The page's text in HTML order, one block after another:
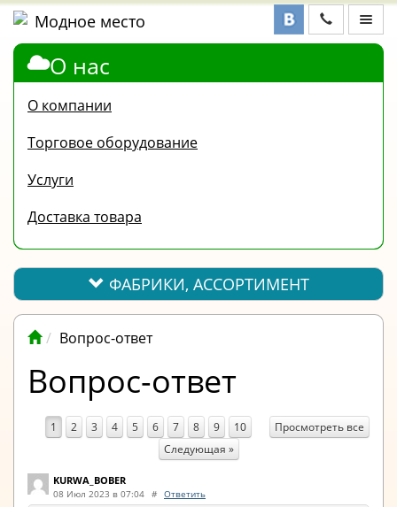
ФАБРИКИ,
ОТВЕТ
ПОЛЕЗНАЯ
ИНФОРМАЦИЯ
ВАКАНСИИ
ОПЛАТА
О нас
О компании
Торговое оборудование
Услуги
Доставка товара
ФАБРИКИ, АССОРТИМЕНТ
Вопрос-ответ
Вопрос-ответ
Просмотреть все
1 2 3 4 5 6 7 8 9
10
Следующая »
KURWA_BOBER
08 Июл 2023 в 07:04 # Ответить